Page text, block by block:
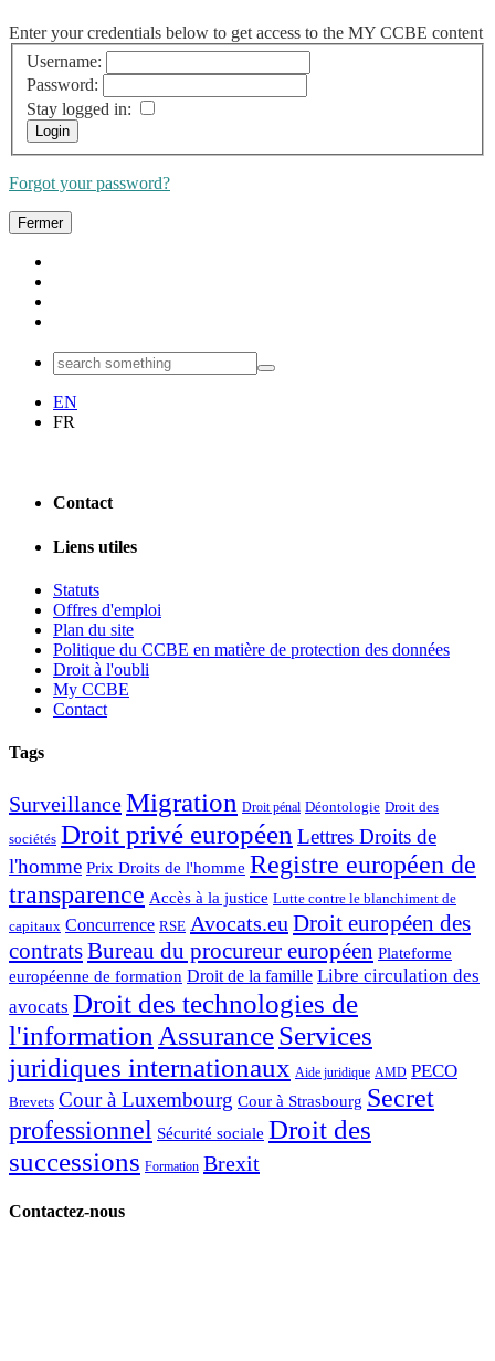
Enter your credentials below to get access to the MY CCBE content
Username:
Password:
Stay logged in:
Forgot your password?
Fermer
EN
FR
Contact
Liens utiles
Statuts
Offres d'emploi
Plan du site
Politique du CCBE en matière de protection des données
Droit à l'oubli
My CCBE
Contact
Tags
SurveillanceMigration Droit pénal Déontologie Droit des
sociétés Droit privé européen Lettres Droits de
l'homme Prix Droits de l'homme Registre européen de
transparence Accès à la justice Lutte contre le blanchiment de
capitaux Concurrence RSE Avocats.euDroit européen des
contratsBureau du procureur européen Plateforme
européenne de formation Droit de la famille Libre circulation des
avocats Droit des technologies de
l'information AssuranceServices
juridiques internationaux Aide juridique AMD PECO
Brevets Cour à Luxembourg Cour à Strasbourg Secret
professionnel Sécurité sociale Droit des
successions Formation Brexit
Contactez-nous